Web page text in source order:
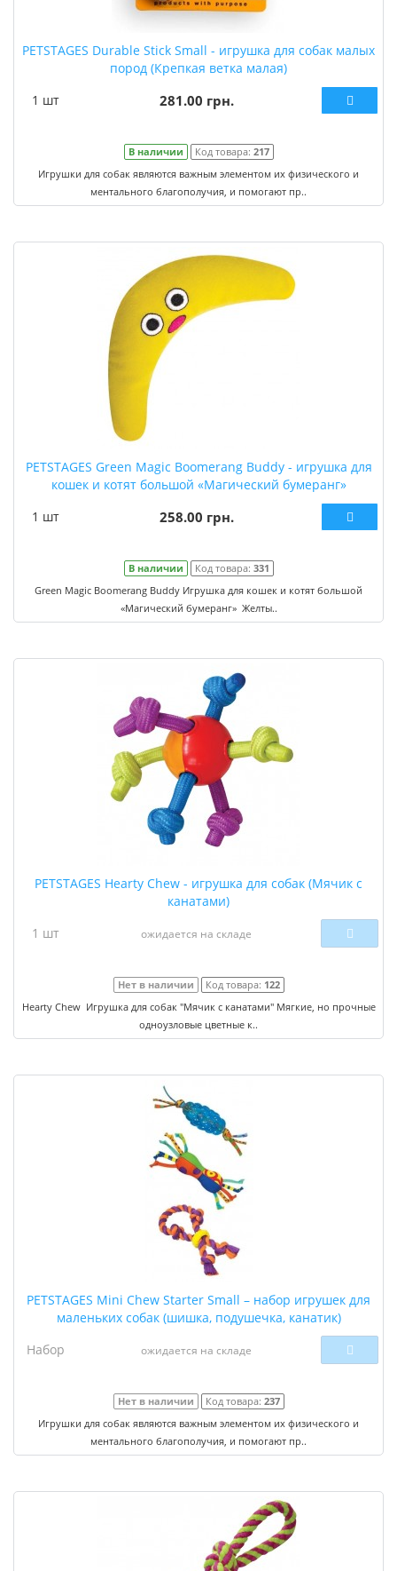
PETSTAGES Durable Stick Small - игрушка для собак малых
пород (Крепкая ветка малая)
1 шт
281.00 грн.
В наличии Код товара: 217
Игрушки для собак являются важным элементом их физического и
ментального благополучия, и помогают пр..
PETSTAGES Green Magic Boomerang Buddy - игрушка для
кошек и котят большой «Магический бумеранг»
1 шт
258.00 грн.
В наличии Код товара: 331
Green Magic Boomerang Buddy Игрушка для кошек и котят большой
«Магический бумеранг» Желты..
PETSTAGES Hearty Chew - игрушка для собак (Мячик с
канатами)
1 шт
ожидается на складе
Нет в наличии Код товара: 122
Hearty Chew Игрушка для собак "Мячик с канатами" Мягкие, но прочные
одноузловые цветные к..
PETSTAGES Mini Chew Starter Small – набор игрушек для
маленьких собак (шишка, подушечка, канатик)
Набор
ожидается на складе
Нет в наличии Код товара: 237
Игрушки для собак являются важным элементом их физического и
ментального благополучия, и помогают пр..